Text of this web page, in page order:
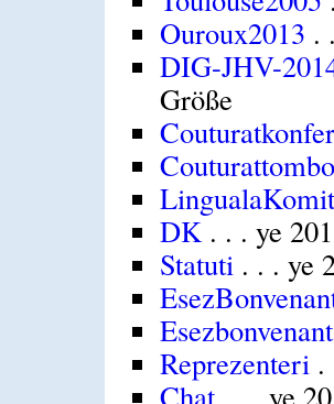
Ouroux2013 .
DIG-JHV-
Größe
Couturattombo
DK. . . ye
Statuti. . . ye
Reprezenteri.
Chat. . . ye